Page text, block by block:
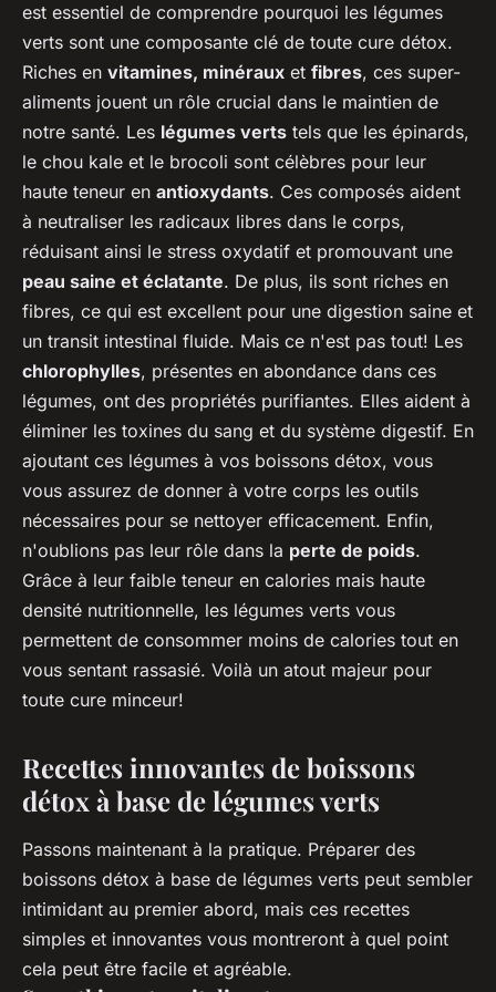
est essentiel de comprendre pourquoi les légumes
verts sont une composante clé de toute cure détox.
Riches en vitamines, minéraux et fibres, ces super-
aliments jouent un rôle crucial dans le maintien de
notre santé. Les légumes verts tels que les épinards,
le chou kale et le brocoli sont célèbres pour leur
haute teneur en antioxydants. Ces composés aident
à neutraliser les radicaux libres dans le corps,
réduisant ainsi le stress oxydatif et promouvant une
peau saine et éclatante. De plus, ils sont riches en
fibres, ce qui est excellent pour une digestion saine et
un transit intestinal fluide. Mais ce n'est pas tout! Les
chlorophylles, présentes en abondance dans ces
légumes, ont des propriétés purifiantes. Elles aident à
éliminer les toxines du sang et du système digestif. En
ajoutant ces légumes à vos boissons détox, vous
vous assurez de donner à votre corps les outils
nécessaires pour se nettoyer efficacement. Enfin,
n'oublions pas leur rôle dans la perte de poids.
Grâce à leur faible teneur en calories mais haute
densité nutritionnelle, les légumes verts vous
permettent de consommer moins de calories tout en
vous sentant rassasié. Voilà un atout majeur pour
toute cure minceur!
Recettes innovantes de boissons
détox à base de légumes verts
Passons maintenant à la pratique. Préparer des
boissons détox à base de légumes verts peut sembler
intimidant au premier abord, mais ces recettes
simples et innovantes vous montreront à quel point
cela peut être facile et agréable.